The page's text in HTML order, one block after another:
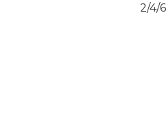
2/4/6